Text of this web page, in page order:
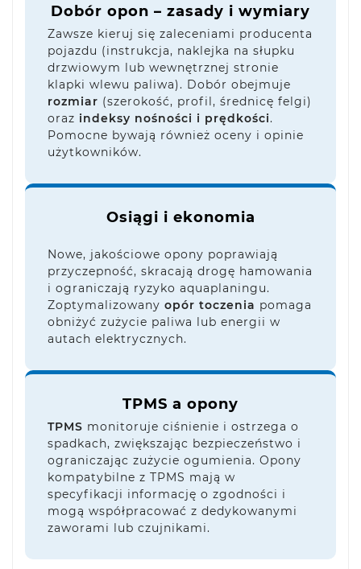
Dobór opon – zasady i wymiary
Zawsze kieruj się zaleceniami producenta
pojazdu (instrukcja, naklejka na słupku
drzwiowym lub wewnętrznej stronie
klapki wlewu paliwa). Dobór obejmuje
rozmiar (szerokość, profil, średnicę felgi)
oraz indeksy nośności i prędkości.
Pomocne bywają również oceny i opinie
użytkowników.
Osiągi i ekonomia
Nowe, jakościowe opony poprawiają
przyczepność, skracają drogę hamowania
i ograniczają ryzyko aquaplaningu.
Zoptymalizowany opór toczenia pomaga
obniżyć zużycie paliwa lub energii w
autach elektrycznych.
TPMS a opony
TPMS monitoruje ciśnienie i ostrzega o
spadkach, zwiększając bezpieczeństwo i
ograniczając zużycie ogumienia. Opony
kompatybilne z TPMS mają w
specyfikacji informację o zgodności i
mogą współpracować z dedykowanymi
zaworami lub czujnikami.